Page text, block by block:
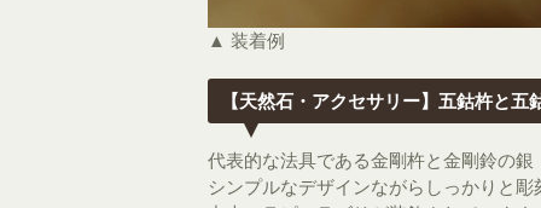
▲ 装着例
【天然石・アクセサリー】五鈷杵と
代表的な法具である金剛杵と金剛鈴の
シンプルなデザインながらしっかりと彫